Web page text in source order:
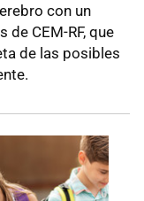
con un
CEM-RF, que
de las posibles